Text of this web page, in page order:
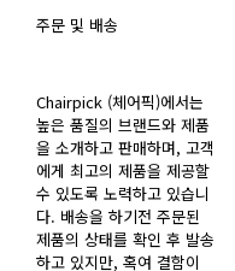
주문 및 배송
Chairpick (체어픽)에서는
높은 품질의 브랜드와 제품
을 소개하고 판매하며, 고객
에게 최고의 제품을 제공할
수 있도록 노력하고 있습니
다. 배송을 하기전 주문된
제품의 상태를 확인 후 발송
하고 있지만, 혹여 결함이